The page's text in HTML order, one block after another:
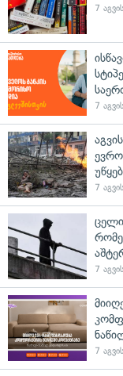
7
7
7
7
7